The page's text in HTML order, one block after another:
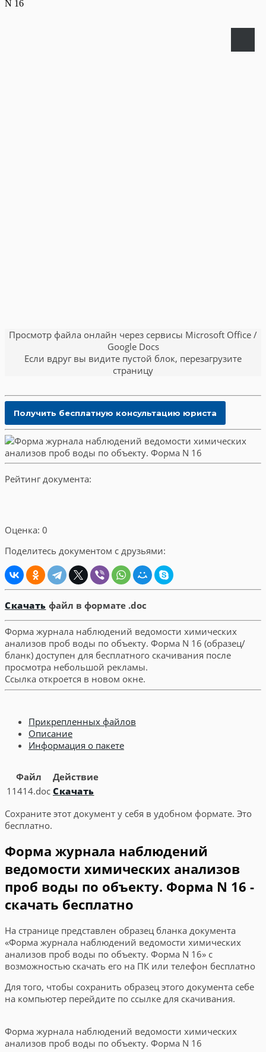
N 16
Просмотр файла онлайн через сервисы Microsoft Office /
Google Docs
Если вдруг вы видите пустой блок, перезагрузите
страницу
Рейтинг документа:
Оценка: 0
Поделитесь документом с друзьями:
Скачать файл в формате .doc
Форма журнала наблюдений ведомости химических
анализов проб воды по объекту. Форма N 16 (образец/
бланк) доступен для бесплатного скачивания после
просмотра небольшой рекламы.
Ссылка откроется в новом окне.
Прикрепленных файлов
Описание
Информация о пакете
Файл
Действие
11414.doc Скачать
Сохраните этот документ у себя в удобном формате. Это
бесплатно.
Форма журнала наблюдений
ведомости химических анализов
проб воды по объекту. Форма N 16 -
скачать бесплатно
На странице представлен образец бланка документа
«Форма журнала наблюдений ведомости химических
анализов проб воды по объекту. Форма N 16» с
возможностью скачать его на ПК или телефон бесплатно
Для того, чтобы сохранить образец этого документа себе
на компьютер перейдите по ссылке для скачивания.
Форма журнала наблюдений ведомости химических
анализов проб воды по объекту. Форма N 16